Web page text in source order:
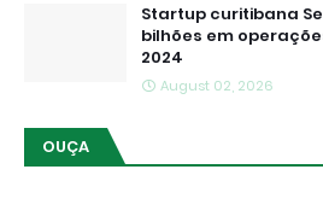
Startup curitibana
bilhões em
2024
August 02, 2026
OUÇA